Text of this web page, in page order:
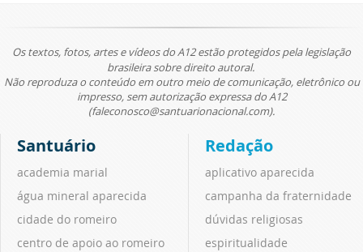
Os textos, fotos, artes e vídeos do A12 estão protegidos pela legislação
brasileira sobre direito autoral.
Não reproduza o conteúdo em outro meio de comunicação, eletrônico ou
impresso, sem autorização expressa do A12
(faleconosco@santuarionacional.com).
Santuário
academia marial
água mineral aparecida
cidade do romeiro
centro de apoio ao romeiro
Redação
aplicativo aparecida
campanha da fraternidade
dúvidas religiosas
espiritualidade